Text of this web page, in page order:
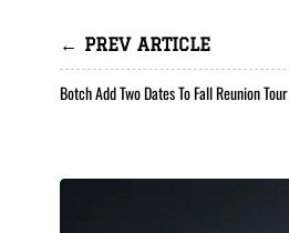
← PREV ARTICLE
Botch Add Two Dates To Fall Reunion Tour